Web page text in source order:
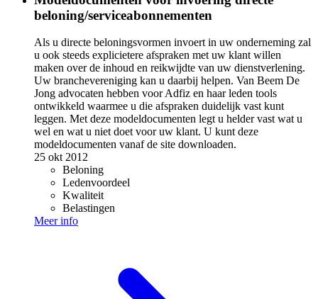
beloning/serviceabonnementen
Als u directe beloningsvormen invoert in uw onderneming zal
u ook steeds explicietere afspraken met uw klant willen
maken over de inhoud en reikwijdte van uw dienstverlening.
Uw branchevereniging kan u daarbij helpen. Van Beem De
Jong advocaten hebben voor Adfiz en haar leden tools
ontwikkeld waarmee u die afspraken duidelijk vast kunt
leggen. Met deze modeldocumenten legt u helder vast wat u
wel en wat u niet doet voor uw klant. U kunt deze
modeldocumenten vanaf de site downloaden.
25 okt 2012
Beloning
Ledenvoordeel
Kwaliteit
Belastingen
Meer info